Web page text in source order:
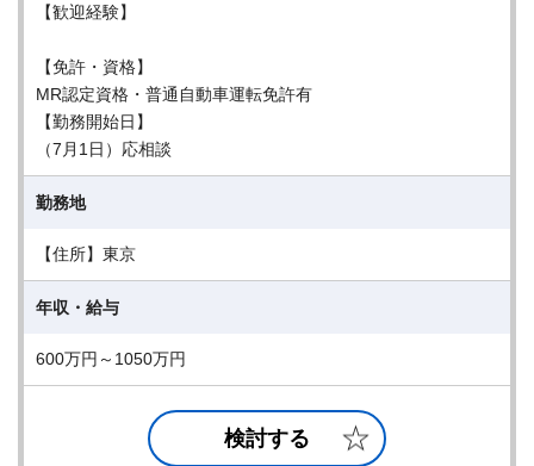
【歓迎経験】
【免許・資格】
MR認定資格・普通自動車運転免許有
【勤務開始日】
（7月1日）応相談
勤務地
【住所】東京
年収・給与
600万円～1050万円
検討する